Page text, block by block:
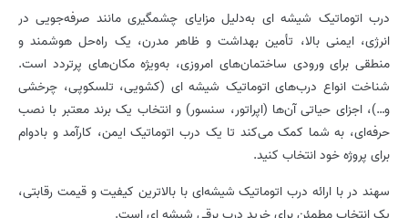
درب اتوماتیک شیشه ای به‌دلیل مزایای چشمگیری مانند صرفه‌جویی در
انرژی، ایمنی بالا، تأمین بهداشت و ظاهر مدرن، یک راه‌حل هوشمند و
منطقی برای ورودی ساختمان‌های امروزی، به‌ویژه مکان‌های پرتردد است.
شناخت انواع درب‌های اتوماتیک شیشه ای (کشویی، تلسکوپی، چرخشی
و…)، اجزای حیاتی آن‌ها (اپراتور، سنسور) و انتخاب یک برند معتبر با نصب
حرفه‌ای، به شما کمک می‌کند تا یک درب اتوماتیک ایمن، کارآمد و بادوام
برای پروژه خود انتخاب کنید.
سهند در با ارائه درب اتوماتیک شیشه‌ای با بالاترین کیفیت و قیمت رقابتی،